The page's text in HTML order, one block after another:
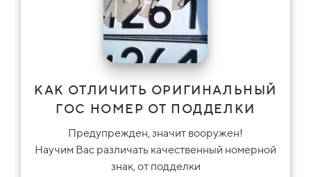
КАК ОТЛИЧИТЬ ОРИГИНАЛЬНЫЙ
ГОС НОМЕР ОТ ПОДДЕЛКИ
Предупрежден, значит вооружен!
Научим Вас различать качественный номерной
знак, от подделки